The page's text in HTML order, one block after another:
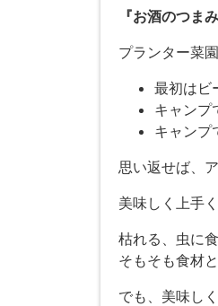
『お酒のつま
プランター菜
最初はビ
キャンプ
キャンプ
思い返せば、
美味しく上手
枯れる、虫に
そもそも食材
でも、美味し